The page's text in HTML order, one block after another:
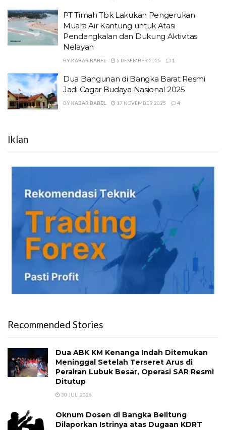
PT Timah Tbk Lakukan Pengerukan
Muara Air Kantung untuk Atasi
Pendangkalan dan Dukung Aktivitas
Nelayan
BY KABAR BABEL 5 DESEMBER 2025 1
Dua Bangunan di Bangka Barat Resmi
Jadi Cagar Budaya Nasional 2025
BY KABAR BABEL 17 NOVEMBER 2025 4
Iklan
Recommended Stories
Dua ABK KM Kenanga Indah Ditemukan
Meninggal Setelah Terseret Arus di
Perairan Lubuk Besar, Operasi SAR Resmi
Ditutup
30 JULI 2026
Oknum Dosen di Bangka Belitung
Dilaporkan Istrinya atas Dugaan KDRT